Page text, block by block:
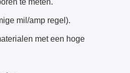
te meten.
mil/amp regel).
met een hoge